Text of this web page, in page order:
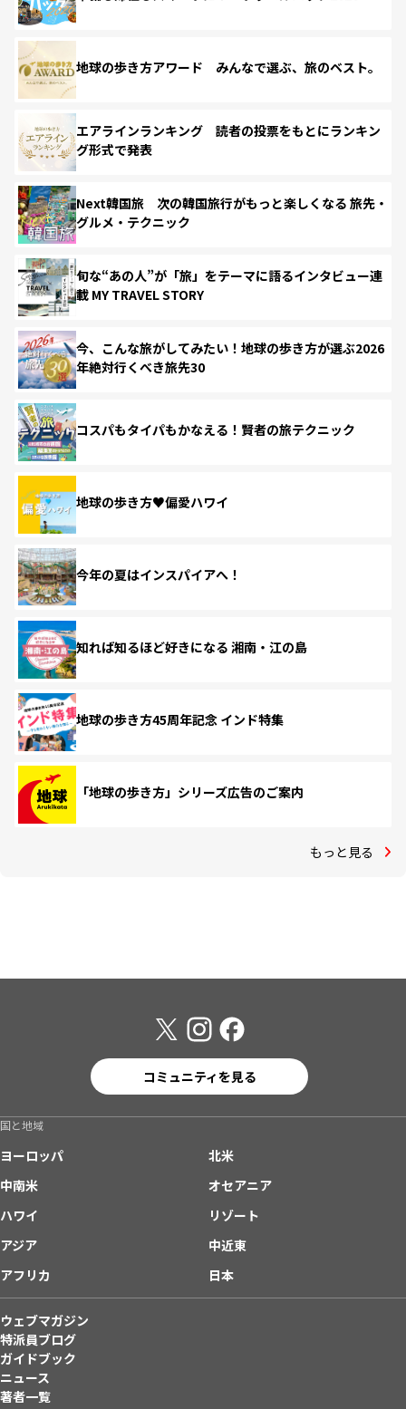
地球の歩き方アワード みんなで選ぶ、旅のベスト。
エアラインランキング 読者の投票をもとにランキン
グ形式で発表
Next韓国旅 次の韓国旅行がもっと楽しくなる 旅先・
グルメ・テクニック
旬な“あの人”が「旅」をテーマに語るインタビュー連
載 MY TRAVEL STORY
今、こんな旅がしてみたい！地球の歩き方が選ぶ2026
年絶対行くべき旅先30
コスパもタイパもかなえる！賢者の旅テクニック
地球の歩き方♥偏愛ハワイ
今年の夏はインスパイアへ！
知れば知るほど好きになる 湘南・江の島
地球の歩き方45周年記念 インド特集
「地球の歩き方」シリーズ広告のご案内
もっと見る
コミュニティを見る
国と地域
ヨーロッパ
北米
中南米
オセアニア
ハワイ
リゾート
アジア
中近東
アフリカ
日本
ウェブマガジン
特派員ブログ
ガイドブック
ニュース
著者一覧